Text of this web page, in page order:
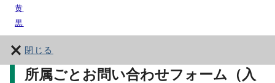
黄
黒
閉じる
所属ごとお問い合わせフォーム（入